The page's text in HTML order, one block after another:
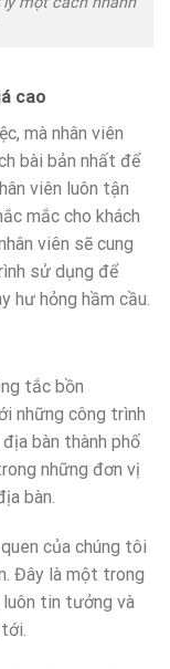
cao
mà nhân viên
bài bản nhất để
viên luôn tận
mắc cho khách
viên sẽ cung
sử dụng để
hư hỏng hầm cầu.
tắc bồn
những công trình
bàn thành phố
những đơn vị
bàn.
của chúng tôi
Đây là một trong
luôn tin tưởng và